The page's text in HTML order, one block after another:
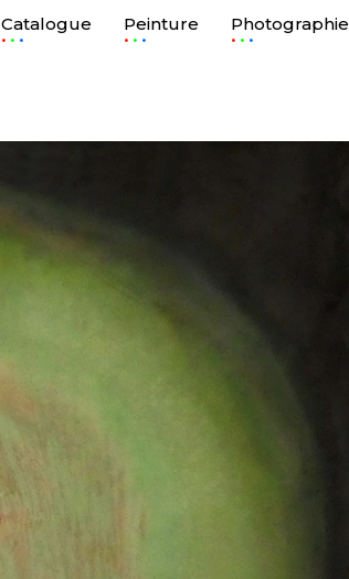
Catalogue
. Peinture
. Photographie
.